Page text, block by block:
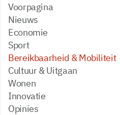
Voorpagina
Nieuws
Economie
Sport
Bereikbaarheid & Mobiliteit
Cultuur & Uitgaan
Wonen
Innovatie
Opinies